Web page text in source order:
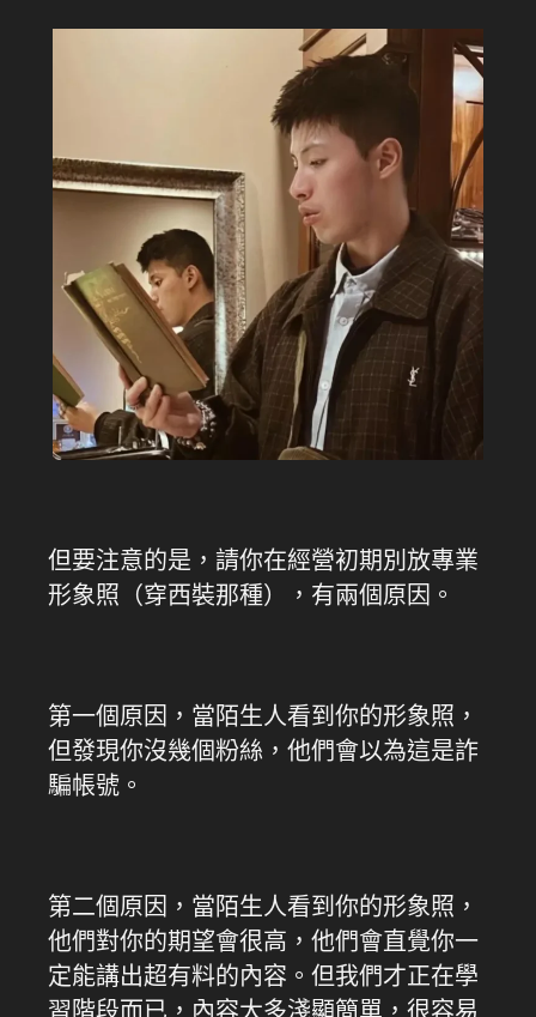
但要注意的是，請你在經營初期別放專業
形象照（穿西裝那種），有兩個原因。
第一個原因，當陌生人看到你的形象照，
但發現你沒幾個粉絲，他們會以為這是詐
騙帳號。
第二個原因，當陌生人看到你的形象照，
他們對你的期望會很高，他們會直覺你一
定能講出超有料的內容。但我們才正在學
習階段而已，內容大多淺顯簡單，很容易